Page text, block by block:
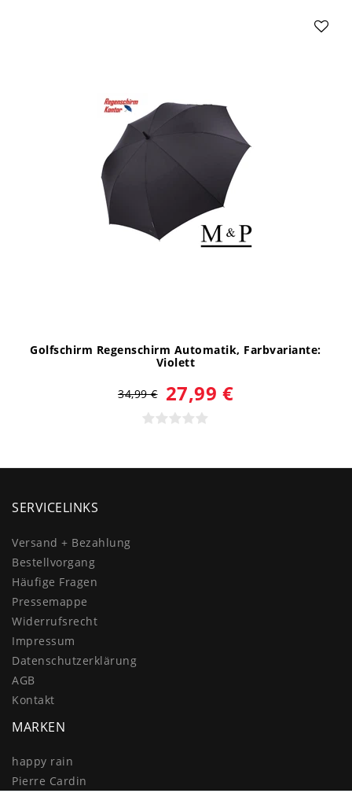
Golfschirm Regenschirm Automatik, Farbvariante:
Violett
34,99 € 27,99 €
SERVICELINKS
Versand + Bezahlung
Bestellvorgang
Häufige Fragen
Pressemappe
Widerrufs­recht
Impressum
Daten­schutz­erklärung
AGB
Kontakt
MARKEN
happy rain
Pierre Cardin